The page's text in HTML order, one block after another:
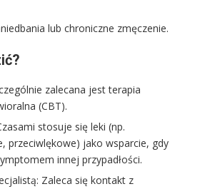
lub chroniczne zmęczenie.
zalecana jest terapia
(CBT).
stosuje się leki (np.
przeciwlękowe) jako wsparcie, gdy
innej przypadłości.
Zaleca się kontakt z